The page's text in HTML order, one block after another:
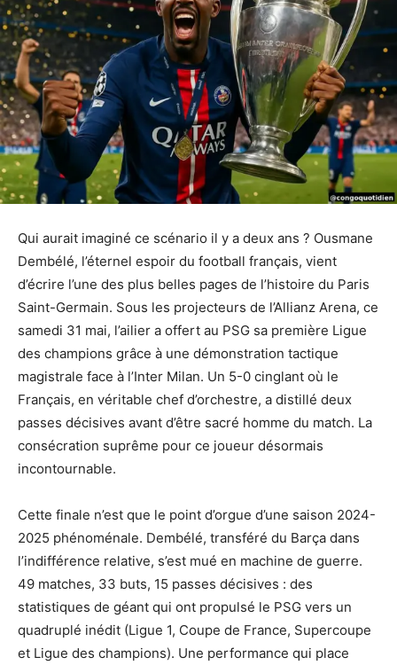
Qui aurait imaginé ce scénario il y a deux ans ? Ousmane
Dembélé, l’éternel espoir du football français, vient
d’écrire l’une des plus belles pages de l’histoire du Paris
Saint-Germain. Sous les projecteurs de l’Allianz Arena, ce
samedi 31 mai, l’ailier a offert au PSG sa première Ligue
des champions grâce à une démonstration tactique
magistrale face à l’Inter Milan. Un 5-0 cinglant où le
Français, en véritable chef d’orchestre, a distillé deux
passes décisives avant d’être sacré homme du match. La
consécration suprême pour ce joueur désormais
incontournable.
Cette finale n’est que le point d’orgue d’une saison 2024-
2025 phénoménale. Dembélé, transféré du Barça dans
l’indifférence relative, s’est mué en machine de guerre.
49 matches, 33 buts, 15 passes décisives : des
statistiques de géant qui ont propulsé le PSG vers un
quadruplé inédit (Ligue 1, Coupe de France, Supercoupe
et Ligue des champions). Une performance qui place